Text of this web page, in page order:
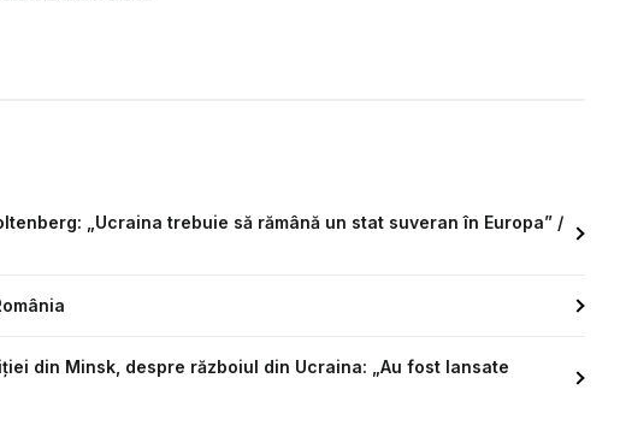
„Ucraina trebuie să rămână un stat suveran în Europa” /
din Minsk, despre războiul din Ucraina: „Au fost lansate